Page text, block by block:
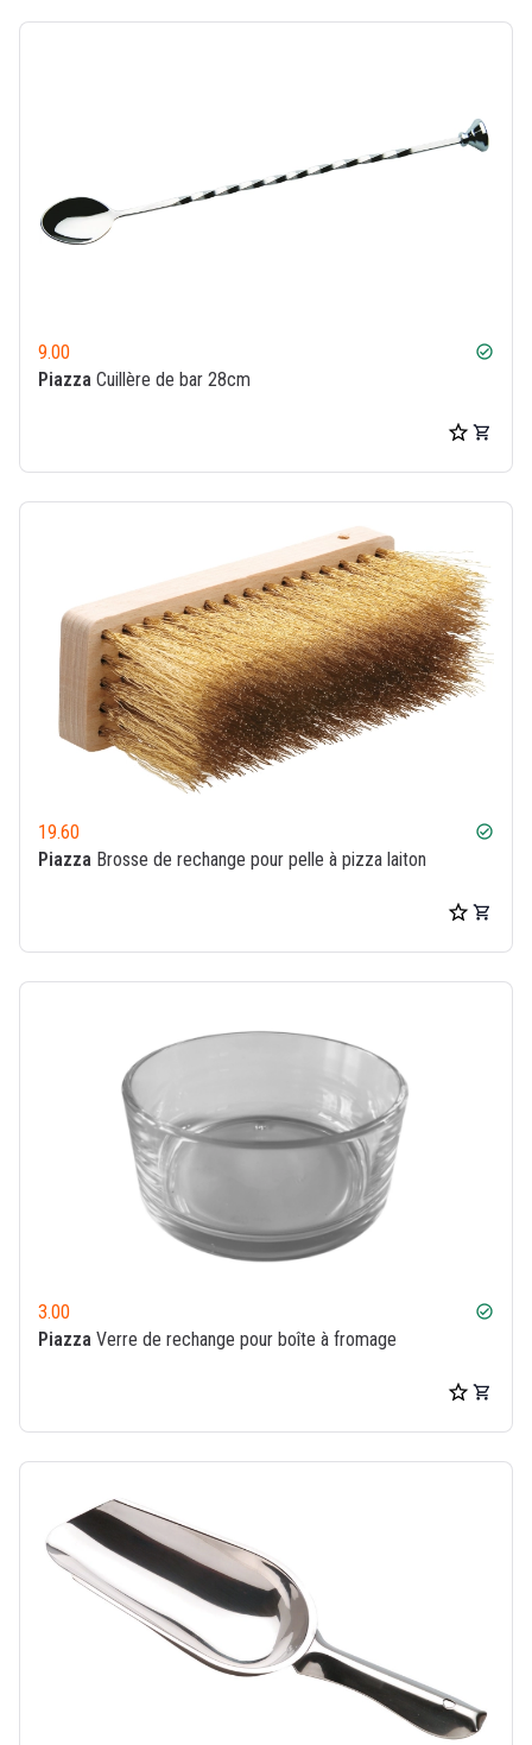
9.00 check_circle
Piazza Cuillère de bar 28cm
19.60 check_circle
Piazza Brosse de rechange pour pelle à pizza laiton
3.00 check_circle
Piazza Verre de rechange pour boîte à fromage